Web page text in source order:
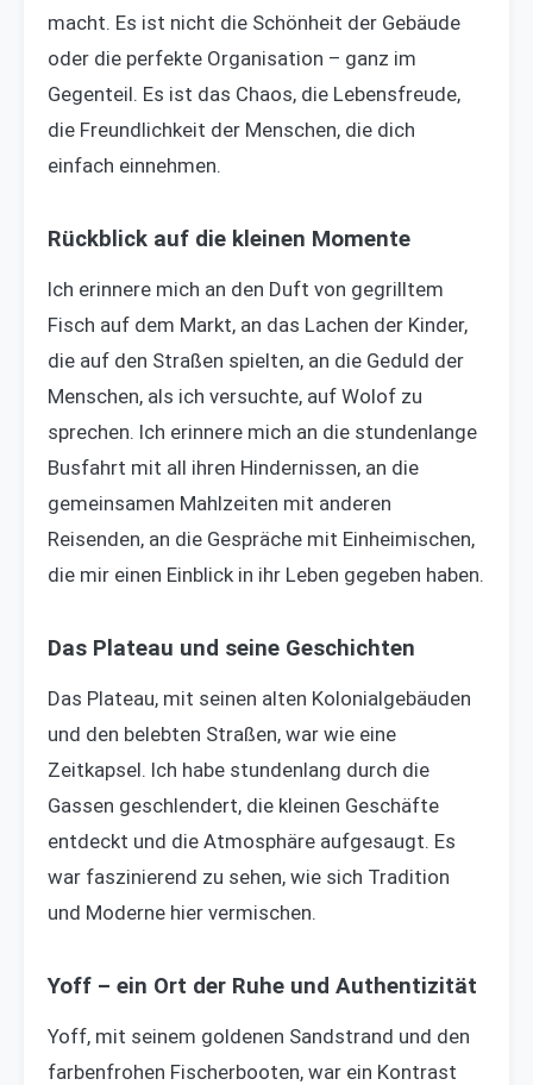
macht. Es ist nicht die Schönheit der Gebäude
oder die perfekte Organisation – ganz im
Gegenteil. Es ist das Chaos, die Lebensfreude,
die Freundlichkeit der Menschen, die dich
einfach einnehmen.
Rückblick auf die kleinen Momente
Ich erinnere mich an den Duft von gegrilltem
Fisch auf dem Markt, an das Lachen der Kinder,
die auf den Straßen spielten, an die Geduld der
Menschen, als ich versuchte, auf Wolof zu
sprechen. Ich erinnere mich an die stundenlange
Busfahrt mit all ihren Hindernissen, an die
gemeinsamen Mahlzeiten mit anderen
Reisenden, an die Gespräche mit Einheimischen,
die mir einen Einblick in ihr Leben gegeben haben.
Das Plateau und seine Geschichten
Das Plateau, mit seinen alten Kolonialgebäuden
und den belebten Straßen, war wie eine
Zeitkapsel. Ich habe stundenlang durch die
Gassen geschlendert, die kleinen Geschäfte
entdeckt und die Atmosphäre aufgesaugt. Es
war faszinierend zu sehen, wie sich Tradition
und Moderne hier vermischen.
Yoff – ein Ort der Ruhe und Authentizität
Yoff, mit seinem goldenen Sandstrand und den
farbenfrohen Fischerbooten, war ein Kontrast